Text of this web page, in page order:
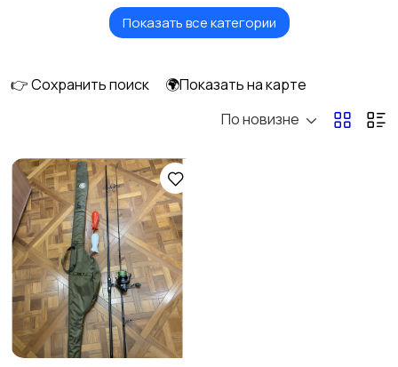
Троллинговые
Матчевые
Карповые
Показать все категории
👉 Сохранить поиск
🌍Показать на карте
По новизне